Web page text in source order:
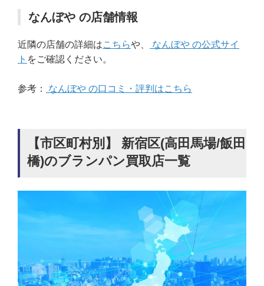
なんぼや の店舗情報
近隣の店舗の詳細はこちらや、
なんぼや の公式サイ
ト をご確認ください。
参考： なんぼや の口コミ・評判はこちら
【市区町村別】 新宿区(高田馬場/飯田
橋)のブランパン買取店一覧